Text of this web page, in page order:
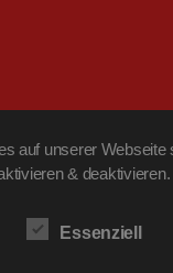
auf unserer
&
Essenziell